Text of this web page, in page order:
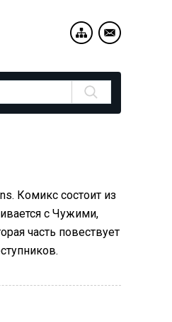
Комикс состоит из
с Чужими,
часть повествует